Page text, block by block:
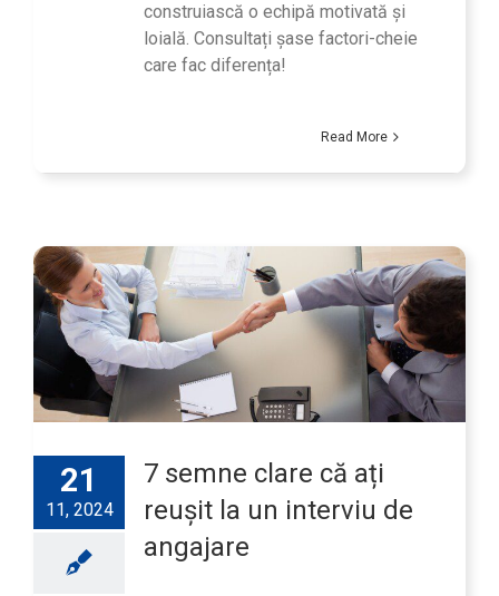
construiască o echipă motivată și
loială. Consultați șase factori-cheie
care fac diferența!
Read More
21
11, 2024
7 semne clare că ați
reușit la un interviu de
angajare